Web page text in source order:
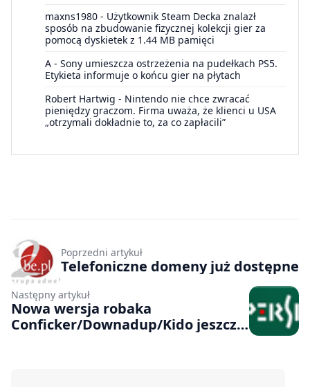
maxns1980 - Użytkownik Steam Decka znalazł
sposób na zbudowanie fizycznej kolekcji gier za
pomocą dyskietek z 1.44 MB pamięci
A - Sony umieszcza ostrzeżenia na pudełkach PS5.
Etykieta informuje o końcu gier na płytach
Robert Hartwig - Nintendo nie chce zwracać
pieniędzy graczom. Firma uważa, że klienci u USA
„otrzymali dokładnie to, za co zapłacili”
Poprzedni artykuł
Telefoniczne domeny już dostępne
Następny artykuł
Nowa wersja robaka
Conficker/Downadup/Kido jeszcze